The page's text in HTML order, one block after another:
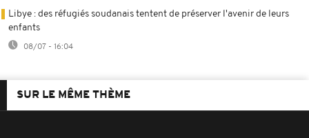
Libye : des réfugiés soudanais tentent de préserver l'avenir de leurs
enfants
08/07 - 16:04
SUR LE MÊME THÈME